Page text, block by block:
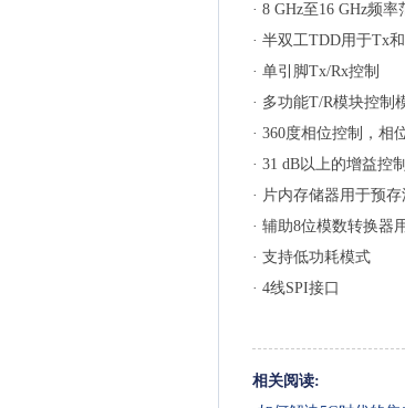
· 8 GHz至16 GHz频率
· 半双工TDD用于Tx
· 单引脚Tx/Rx控制
· 多功能T/R模块控制
· 360度相位控制，相
· 31 dB以上的增益控
· 片内存储器用于预
· 辅助8位模数转换器
· 支持低功耗模式
· 4线SPI接口
相关阅读: